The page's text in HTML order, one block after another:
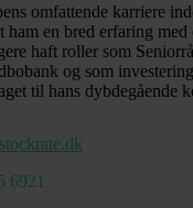
omfattende karriere
ham en bred erfaring
haft roller som
og som
til hans dybdegående
6921